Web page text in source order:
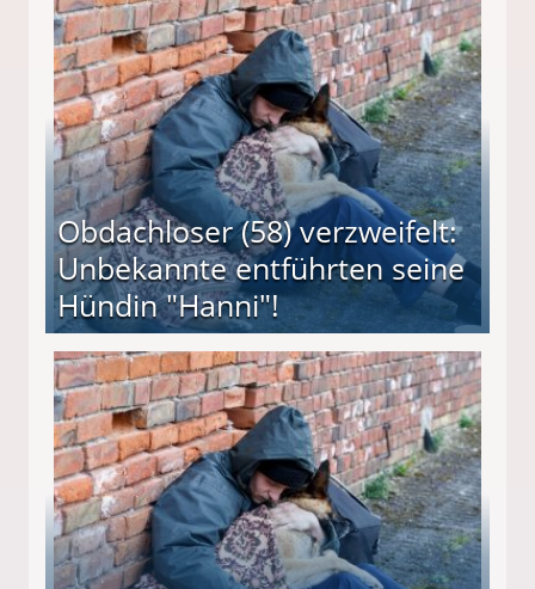
Mutter freigesprochen!
Obdachloser (58) verzweifelt:
Unbekannte entführten seine
Hündin "Hanni"!
entführten seine Hündin "Hanni"!